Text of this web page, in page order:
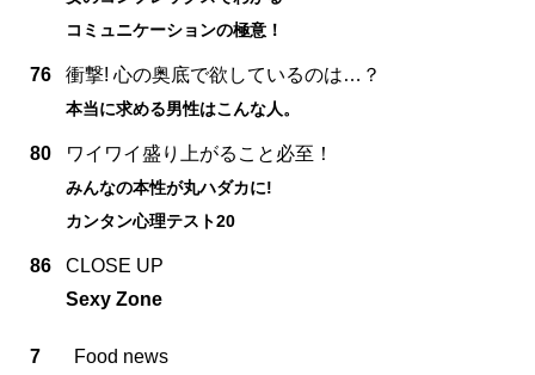
コミュニケーションの極意！
76 衝撃! 心の奥底で欲しているのは…？
本当に求める男性はこんな人。
80 ワイワイ盛り上がること必至！
みんなの本性が丸ハダカに!
カンタン心理テスト20
86
CLOSE UP
Sexy Zone
7 Food news